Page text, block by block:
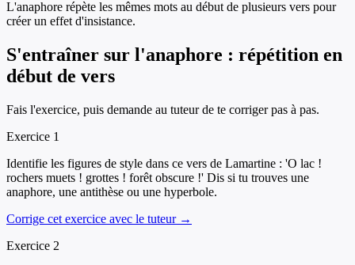
L'anaphore répète les mêmes mots au début de plusieurs vers pour
créer un effet d'insistance.
S'entraîner sur l'anaphore : répétition en
début de vers
Fais l'exercice, puis demande au tuteur de te corriger pas à pas.
Exercice 1
Identifie les figures de style dans ce vers de Lamartine : 'O lac !
rochers muets ! grottes ! forêt obscure !' Dis si tu trouves une
anaphore, une antithèse ou une hyperbole.
Corrige cet exercice avec le tuteur →
Exercice 2